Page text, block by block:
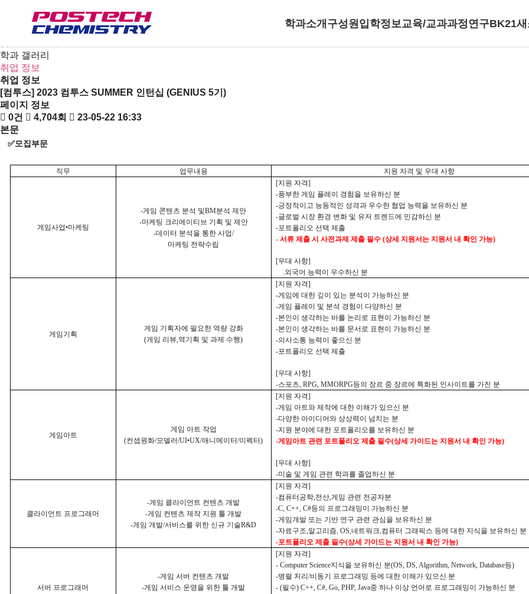
학과소개 구성원입학정보교육/교과과정연구BK21
공지사항
학과 갤러리
취업 정보
취업 정보
[컴투스] 2023 컴투스 SUMMER 인턴십 (GENIUS 5기)
페이지 정보
0건
4,704회
23-05-22 16:33
본문
✅모집부문
직무 업무내용 지원 자격 및 우대 사항
게임사업•마케팅
-게임 콘텐츠 분석 및BM분석 제안
-마케팅 크리에이티브 기획 및 제안
-데이터 분석을 통한 사업/
마케팅 전략수립
[지원 자격]
-풍부한 게임 플레이 경험을 보유하신 분
-긍정적이고 능동적인 성격과 우수한 협업 능력을 보유하신 분
-글로벌 시장 환경 변화 및 유저 트렌드에 민감하신 분
-포트폴리오 선택 제출
- 서류 제출 시 사전과제 제출 필수(상세 지원서는 지원서 내 확인 가능)
[우대 사항]
.외국어 능력이 우수하신 분
게임기획
게임 기획자에 필요한 역량 강화
(게임 리뷰,역기획 및 과제 수행)
[지원 자격]
-게임에 대한 깊이 있는 분석이 가능하신 분
-게임 플레이 및 분석 경험이 다양하신 분
-본인이 생각하는 바를 논리로 표현이 가능하신 분
-본인이 생각하는 바를 문서로 표현이 가능하신 분
-의사소통 능력이 좋으신 분
-포트폴리오 선택 제출
[우대 사항]
-스포츠, RPG, MMORPG등의 장르 중 장르에 특화된 인사이트를 가진 분
게임아트
게임 아트 작업
(컨셉원화/모델러/UI•UX/애니메이터/이펙터)
[지원 자격]
-게임 아트와 제작에 대한 이해가 있으신 분
-다양한 아이디어와 상상력이 넘치는 분
-지원 분야에 대한 포트폴리오를 보유하신 분
-게임아트 관련 포트폴리오 제출 필수(상세 가이드는 지원서 내 확인 가능)
[우대 사항]
-미술 및 게임 관련 학과를 졸업하신 분
클라이언트 프로그래머
-게임 클라이언트 컨텐츠 개발
-게임 컨텐츠 제작 지원 툴 개발
-게임 개발/서비스를 위한 신규 기술R&D
[지원 자격]
-컴퓨터공학,전산,게임 관련 전공자분
-C, C++, C#등의 프로그래밍이 가능하신 분
-게임개발 또는 기반 연구 관련 관심을 보유하신 분
-자료구조,알고리즘, OS,네트워크,컴퓨터 그래픽스 등에 대한 지식을 보유하신 분
-포트폴리오 제출 필수(상세 가이드는 지원서 내 확인 가능)
서버 프로그래머
-게임 서버 컨텐츠 개발
-게임 서비스 운영을 위한 툴 개발
[지원 자격]
- Computer Science지식을 보유하신 분(OS, DS, Algorithm, Network, Database등)
-병렬 처리 /비동기 프로그래밍 등에 대한 이해가 있으신 분
- (필수) C++, C#, Go, PHP, Java중 하나 이상 언어로 프로그래밍이 가능하신 분